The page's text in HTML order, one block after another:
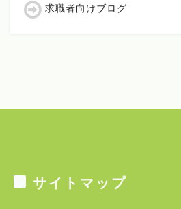
求職者向けブログ
サイトマップ